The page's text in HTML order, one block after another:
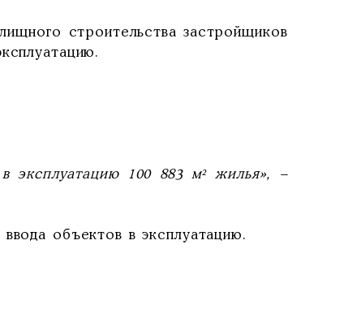
строительства застройщиков
эксплуатацию 100 883 м² жилья», –
объектов в эксплуатацию.